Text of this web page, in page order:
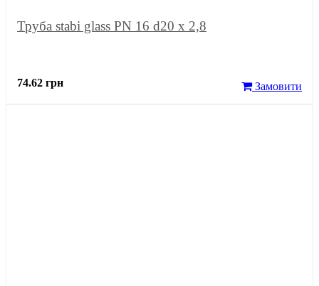
Труба stabi glass PN 16 d20 х 2,8
74.62 грн Замовити